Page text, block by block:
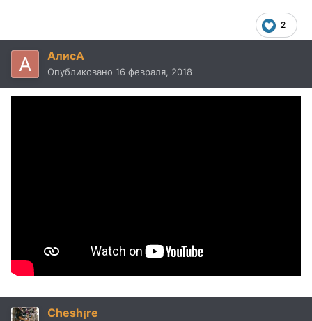
2
AлисA
Опубликовано 16 февраля, 2018
Chesh¡re